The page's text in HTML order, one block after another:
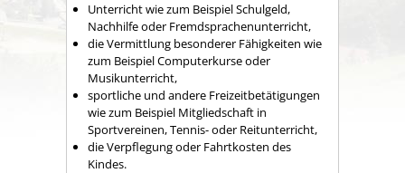
Unterricht wie zum Beispiel Schulgeld,
Nachhilfe oder Fremdsprachenunterricht,
die Vermittlung besonderer Fähigkeiten wie
zum Beispiel Computerkurse oder
Musikunterricht,
sportliche und andere Freizeitbetätigungen
wie zum Beispiel Mitgliedschaft in
Sportvereinen, Tennis- oder Reitunterricht,
die Verpflegung oder Fahrtkosten des
Kindes.